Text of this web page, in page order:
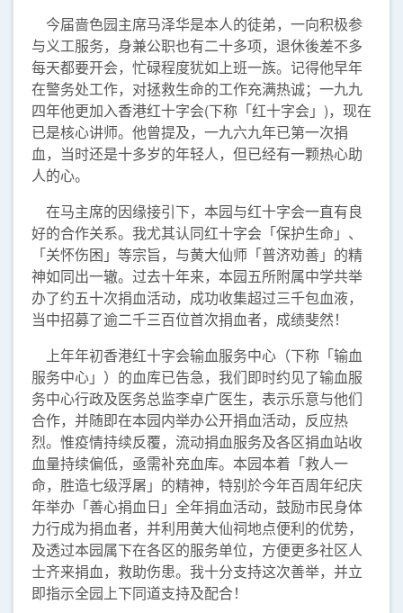
今届啬色园主席马泽华是本人的徒弟，一向积极参
与义工服务，身兼公职也有二十多项，退休後差不多
每天都要开会，忙碌程度犹如上班一族。记得他早年
在警务处工作，对拯救生命的工作充满热诚；一九九
四年他更加入香港红十字会(下称「红十字会」)，现在
已是核心讲师。他曾提及，一九六九年已第一次捐
血，当时还是十多岁的年轻人，但已经有一颗热心助
人的心。
在马主席的因缘接引下，本园与红十字会一直有良
好的合作关系。我尤其认同红十字会「保护生命」、
「关怀伤困」等宗旨，与黄大仙师「普济劝善」的精
神如同出一辙。过去十年来，本园五所附属中学共举
办了约五十次捐血活动，成功收集超过三千包血液，
当中招募了逾二千三百位首次捐血者，成绩斐然！
上年年初香港红十字会输血服务中心（下称「输血
服务中心」）的血库已告急，我们即时约见了输血服
务中心行政及医务总监李卓广医生，表示乐意与他们
合作，并随即在本园内举办公开捐血活动，反应热
烈。惟疫情持续反覆，流动捐血服务及各区捐血站收
血量持续偏低，亟需补充血库。本园本着「救人一
命，胜造七级浮屠」的精神，特别於今年百周年纪庆
年举办「善心捐血日」全年捐血活动，鼓励市民身体
力行成为捐血者，并利用黄大仙祠地点便利的优势，
及透过本园属下在各区的服务单位，方便更多社区人
士齐来捐血，救助伤患。我十分支持这次善举，并立
即指示全园上下同道支持及配合！